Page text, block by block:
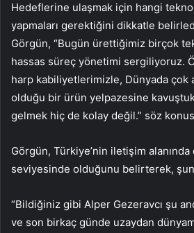
Hedeflerine ulaşmak için hangi
yapmaları gerektiğini dikkatle
Görgün, “Bugün ürettiğimiz birçok
hassas süreç yönetimi sergiliyoruz.
harp kabiliyetlerimizle, Dünyada çok
olduğu bir ürün yelpazesine
gelmek hiç de kolay değil.” söz
Görgün, Türkiye’nin iletişim
seviyesinde olduğunu belirterek,
“Bildiğiniz gibi Alper Gezeravcı şu
ve son birkaç günde uzaydan